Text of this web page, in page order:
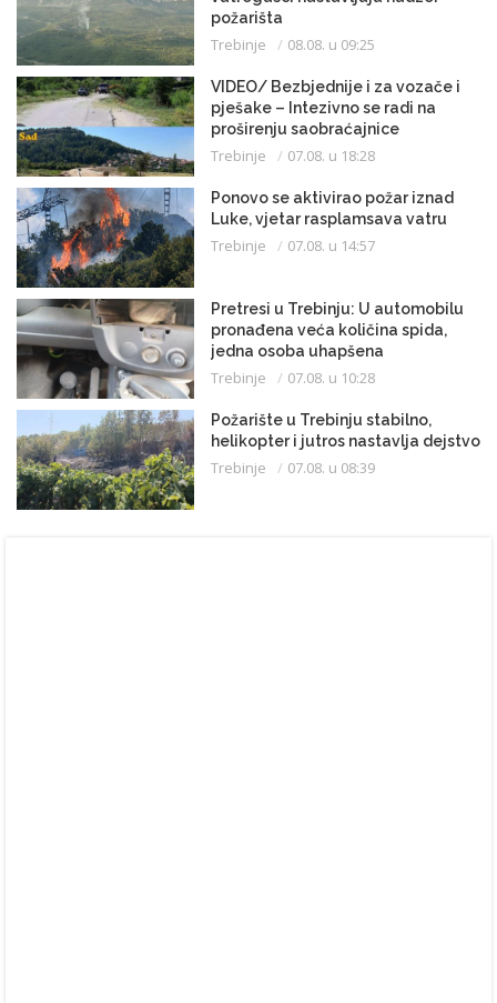
požarišta
Trebinje 08.08. u 09:25
VIDEO/ Bezbjednije i za vozače i
pješake – Intezivno se radi na
proširenju saobraćajnice
Trebinje 07.08. u 18:28
Ponovo se aktivirao požar iznad
Luke, vjetar rasplamsava vatru
Trebinje 07.08. u 14:57
Pretresi u Trebinju: U automobilu
pronađena veća količina spida,
jedna osoba uhapšena
Trebinje 07.08. u 10:28
Požarište u Trebinju stabilno,
helikopter i jutros nastavlja dejstvo
Trebinje 07.08. u 08:39